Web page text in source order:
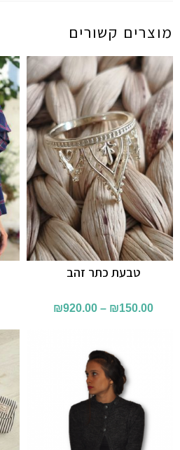
מוצרים קשורים
טבעת כתר זהב
₪150.00
–
₪920.00